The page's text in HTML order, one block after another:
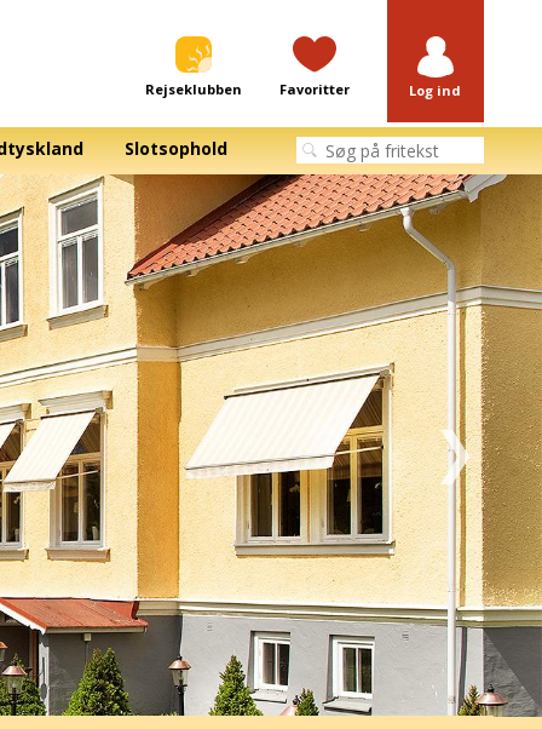
Rejseklubben Favoritter Log ind
Slotsophold